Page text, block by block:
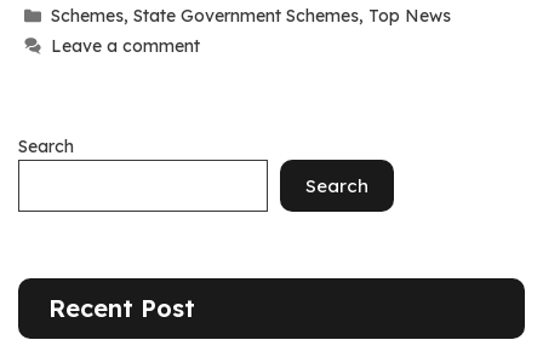
Categories
Schemes,State Government Schemes, Top News
Leave a comment
Search
Search
Recent Post